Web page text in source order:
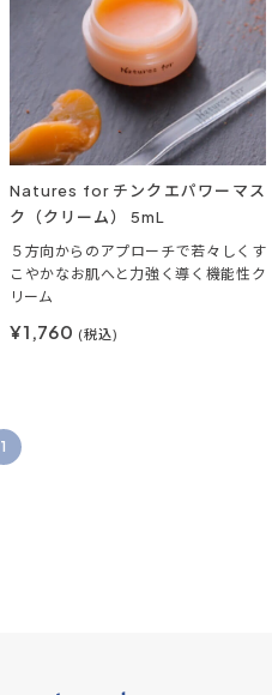
Natures for チンクエパワーマス
ク（クリーム） 5mL
５方向からのアプローチで若々しくす
こやかなお肌へと力強く導く機能性ク
リーム
¥1,760 (税込)
1